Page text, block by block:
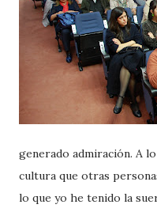
generado admiración. A
cultura que otras
lo que yo he tenido la